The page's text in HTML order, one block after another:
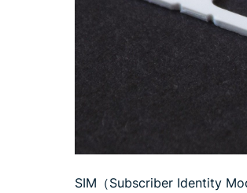
SIM（Subscriber Identity